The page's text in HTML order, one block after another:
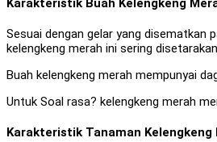
Karakteristik Buah Kelengkeng
Sesuai dengan gelar yang disematkan
kelengkeng merah ini sering
Buah kelengkeng merah mempunyai
Untuk Soal rasa? kelengkeng merah
Karakteristik Tanaman Kelengkeng